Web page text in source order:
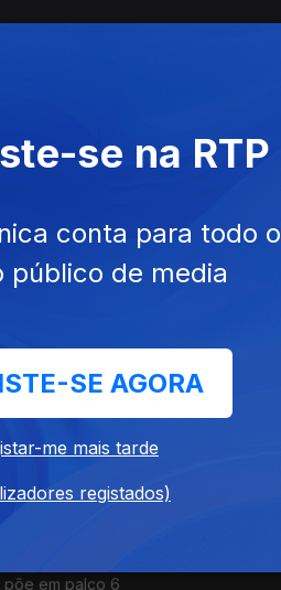
conhecidos os singles
country de Nena e
Roots, um disco que
em palco 6
se na RTP
conta para todo o
público de media
SE AGORA
me mais tarde
registados)